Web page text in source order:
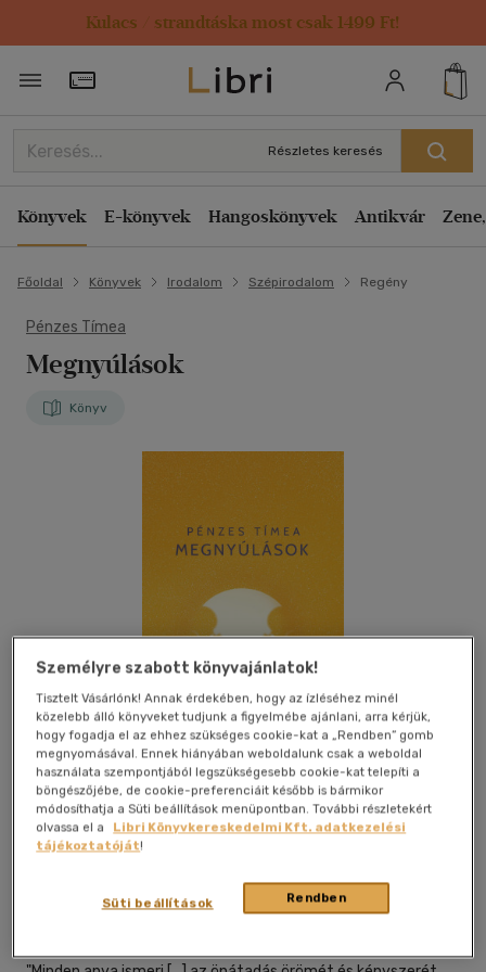
Kulacs / strandtáska most csak 1499 Ft!
Törzsvásárlói Kártya adatai
Részletes keresés
Könyvek E-könyvek Hangoskönyvek Antikvár
Főoldal Könyvek Irodalom Szépirodalom Regény
Pénzes Tímea
Megnyúlások
Könyv
Kívánságlistához adom Megosztom
Pesti Kalligram Kft.|2023 magyar nyelvű|keménytábla,
Személyre szabott könyvajánlatok!
Tisztelt Vásárlónk! Annak érdekében, hogy az ízléséhez minél
közelebb álló könyveket tudjunk a figyelmébe ajánlani, arra kérjük,
hogy fogadja el az ehhez szükséges cookie-kat a „Rendben” gomb
megnyomásával. Ennek hiányában weboldalunk csak a weboldal
használata szempontjából legszükségesebb cookie-kat telepíti a
böngészőjébe, de cookie-preferenciáit később is bármikor
módosíthatja a Süti beállítások menüpontban. További részletekért
olvassa el a
Libri Könyvkereskedelmi Kft. adatkezelési
tájékoztatóját!
Rendben
Süti beállítások